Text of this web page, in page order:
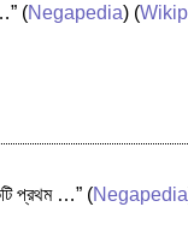
(Negapedia) (
প্রথম …” (Negapedia